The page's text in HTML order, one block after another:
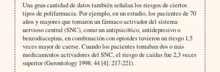
Una gran cantidad de datos también señalan los riesgos de ciertos
tipos de polifarmacia. Por ejemplo, en un estudio, los pacientes de 70
años y mayores que tomaron un fármaco activador del sistema
nervioso central (SNC), como un antipsicótico, antidepresivo o
benzodiacepina, en combinación con opioides tuvieron un riesgo 1,5
veces mayor de caerse. Cuando los pacientes tomaban dos o más
medicamentos activadores del SNC, el riesgo de caídas fue 2,3 veces
superior (Gerontology 1998; 44 [4]: 217-221).